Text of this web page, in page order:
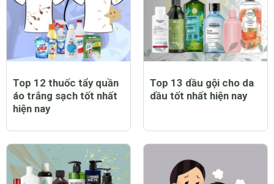
Top 12 thuốc tẩy quần
áo trắng sạch tốt nhất
hiện nay
Top 13 dầu gội cho da
dầu tốt nhất hiện nay